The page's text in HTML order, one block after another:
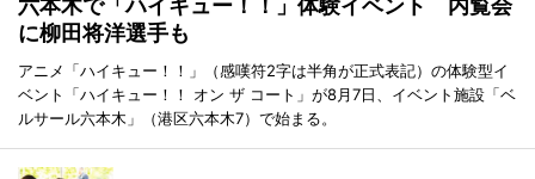
六本木で「ハイキュー！！」体験イベント 内覧会
に柳田将洋選手も
アニメ「ハイキュー！！」（感嘆符2字は半角が正式表記）の体験型イ
ベント「ハイキュー！！ オン ザ コート」が8月7日、イベント施設「ベ
ルサール六本木」（港区六本木7）で始まる。